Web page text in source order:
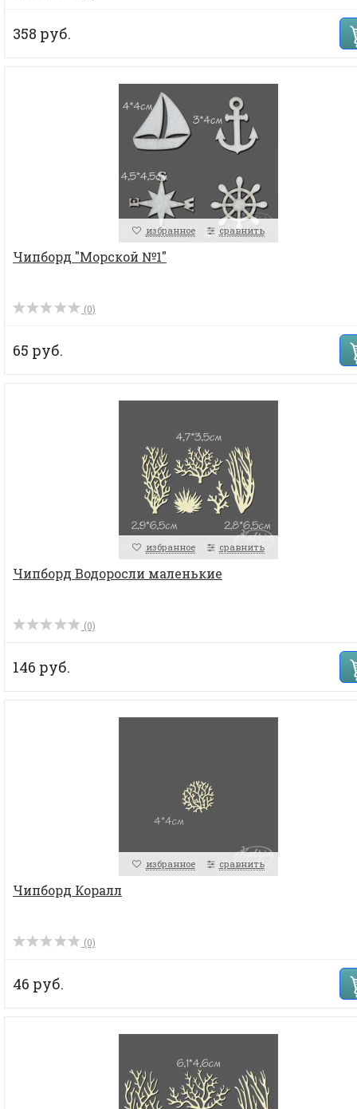
358 руб.
избранное сравнить
Чипборд "Морской №1"
(0)
65 руб.
избранное сравнить
Чипборд Водоросли маленькие
(0)
146 руб.
избранное сравнить
Чипборд Коралл
(0)
46 руб.